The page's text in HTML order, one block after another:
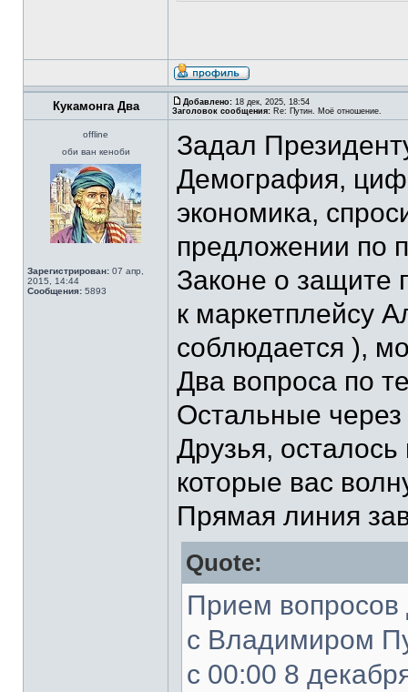
Кукамонга Два Добавлено: 18 дек, 2025, 18:54
Заголовок сообщения: Re: Путин. Моё отношение.
offline
оби ван кеноби
Зарегистрирован: 07 апр,
2015, 14:44
Сообщения: 5893
Задал
Демография,
экономика,
предложении по
Законе о защите
к маркетплейсу
соблюдается ),
Два вопроса по
Остальные
Друзья,
которые вас
Прямая линия
Quote:
Прием вопросов
с Владимиром
с 00:00 8